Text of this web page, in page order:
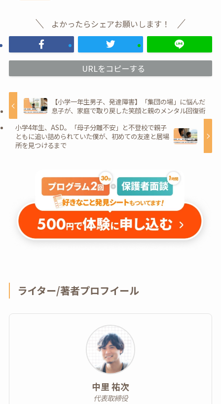
よかったらシェアお願いします！
URLをコピーする
【小学一年生男子、発達障害】「集団の場」に悩んだ
息子が、家庭で取り戻した笑顔と親のメンタル回復術
小学4年生、ASD。「母子分離不安」と不登校で親子
ともに追い詰められていた僕が、初めての友達と居場
所を見つけるまで
ライター/著者プロフイール
中里 祐次
代表取締役